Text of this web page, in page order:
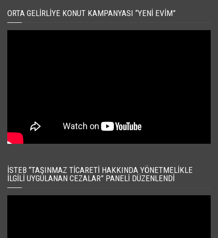
ORTA GELIRLIYE KONUT KAMPANYASI “YENI EVIM”
İSTEB “TAŞINMAZ TICARETI HAKKINDA YÖNETMELIKLE
İLGILI UYGULANAN CEZALAR” PANELI DÜZENLENDI